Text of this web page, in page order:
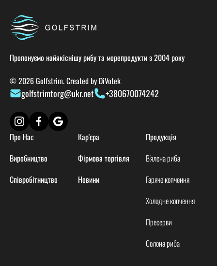
Пропонуємо найякіснішу рибу та морепродукти з 2004 року
© 2026 Golfstrim. Created by DiVotek
Про Нас
Виробництво
Співробітництво
Кар'єра
Фірмова торгівля
Новини
Продукція
В'ялена риба
Гаряче копчення
Холодне копчення
Пресерви
Солона риба
golfstrimtorg@ukr.net +380670074242